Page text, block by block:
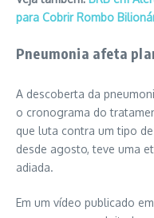
para Cobrir Rombo
Pneumonia afeta
A descoberta da
o cronograma do
que luta contra um tipo
desde agosto, teve uma
adiada.
Em um vídeo publicado